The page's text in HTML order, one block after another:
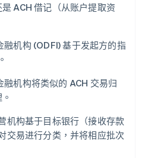
是 ACH 借记（从账户提取资
融机构 (ODFI) 基于发起方的指
融机构将类似的 ACH 交易归
机构基于目标银行（接收存款
交易进行分类，并将相应批次